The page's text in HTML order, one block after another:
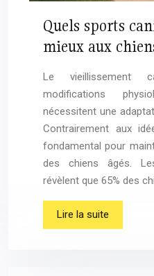
Quels sports
mieux aux
Le vieillissement
modifications
nécessitent une
Contrairement aux
fondamental pour
des chiens âgés.
révèlent que 65% des
Lire la suite